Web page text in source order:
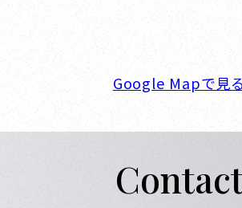
Google Mapで見る